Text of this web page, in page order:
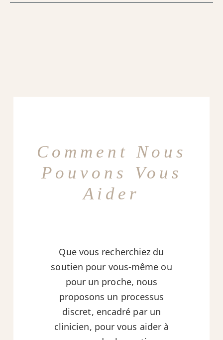
Comment Nous
Pouvons Vous
Aider
Que vous recherchiez du
soutien pour vous-même ou
pour un proche, nous
proposons un processus
discret, encadré par un
clinicien, pour vous aider à